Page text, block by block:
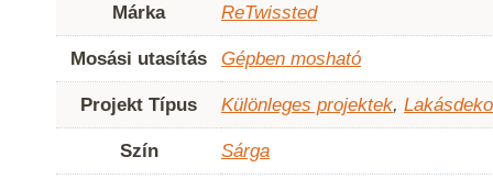
Márka ReTwissted
Mosási utasítás Gépben mosható
Projekt Típus Különleges projektek,
Szín Sárga